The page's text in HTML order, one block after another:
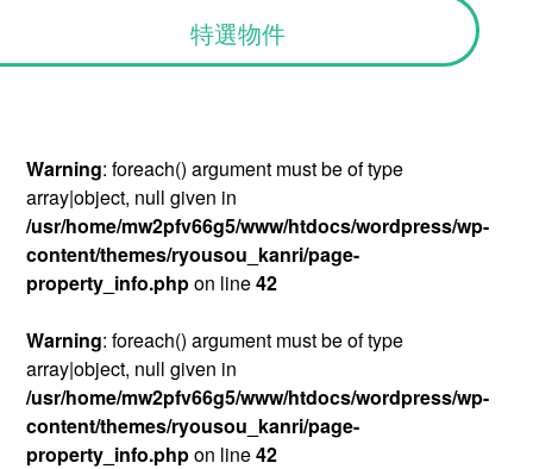
特選物件
Warning: foreach() argument must be of type
array|object, null given in
/usr/home/mw2pfv66g5/www/htdocs/wordpress/wp-
content/themes/ryousou_kanri/page-
property_info.phpon line42
Warning: foreach() argument must be of type
array|object, null given in
/usr/home/mw2pfv66g5/www/htdocs/wordpress/wp-
content/themes/ryousou_kanri/page-
property_info.phpon line42